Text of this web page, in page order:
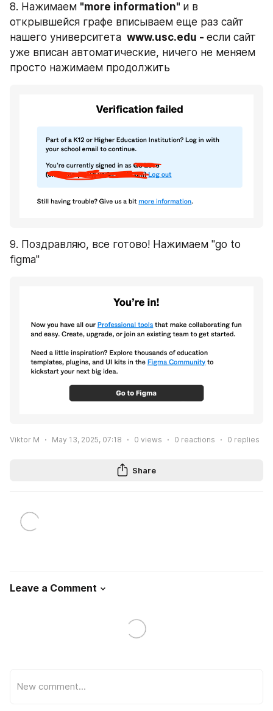
8. Нажимаем "more information" и в
открывшейся графе вписываем еще раз сайт
нашего университета www.usc.edu - если сайт
уже вписан автоматические, ничего не меняем
просто нажимаем продолжить
9. Поздравляю, все готово! Нажимаем "go to
figma"
Viktor M May 13, 2025, 07:18 0 views 0 reactions 0 replies
Share
Leave a Comment